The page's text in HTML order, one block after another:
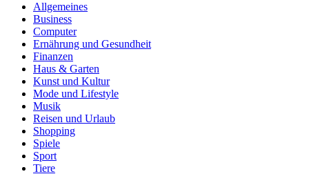
Allgemeines
Business
Computer
Ernährung und Gesundheit
Finanzen
Haus & Garten
Kunst und Kultur
Mode und Lifestyle
Musik
Reisen und Urlaub
Shopping
Spiele
Sport
Tiere